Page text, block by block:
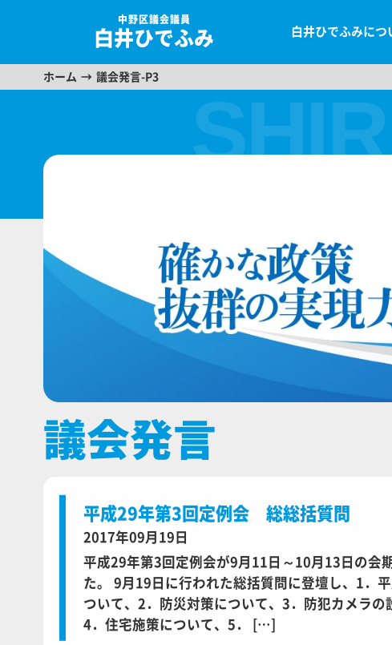
中野区議会議員
白井ひでふみ 白井ひでふみにつ
ホーム 議会発言-P3
議会発言
平成29年第3回定例会 総総括質問
2017年09月19日
平成29年第3回定例会が9月11日～10月13日の会
た。 9月19日に行われた総括質問に登壇し、1．
ついて、2．防災対策について、3．防犯カメラの
4．住宅施策について、5． […]